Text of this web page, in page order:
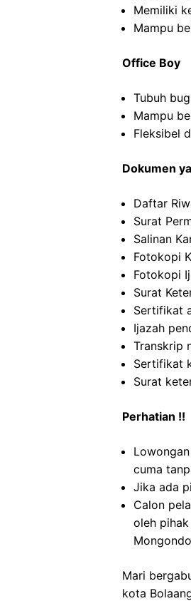
Memiliki
Mampu
Office Boy
Tubuh
Mampu
Fleksibel
Dokumen
Daftar
Surat
Salinan
Fotokopi
Fotokopi
Surat
Sertifikat
Ijazah
Transkrip
Sertifikat
Surat
Perhatian !!
cuma
Jika ada
Calon
oleh
Mari
kota